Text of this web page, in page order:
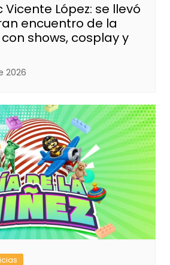
López: se llevó
encuentro de la
shows, cosplay y
2026